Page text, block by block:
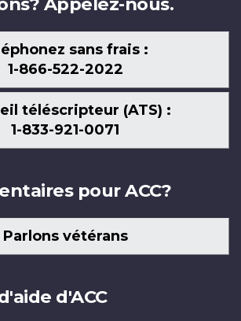
sans frais :
1-866-522-2022
téléscripteur (ATS) :
1-833-921-0071
pour ACC?
Parlons vétérans
d'ACC